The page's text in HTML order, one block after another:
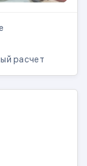
расчет